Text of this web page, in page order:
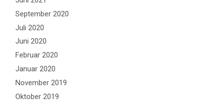
September 2020
Juli 2020
Juni 2020
Februar 2020
Januar 2020
November 2019
Oktober 2019